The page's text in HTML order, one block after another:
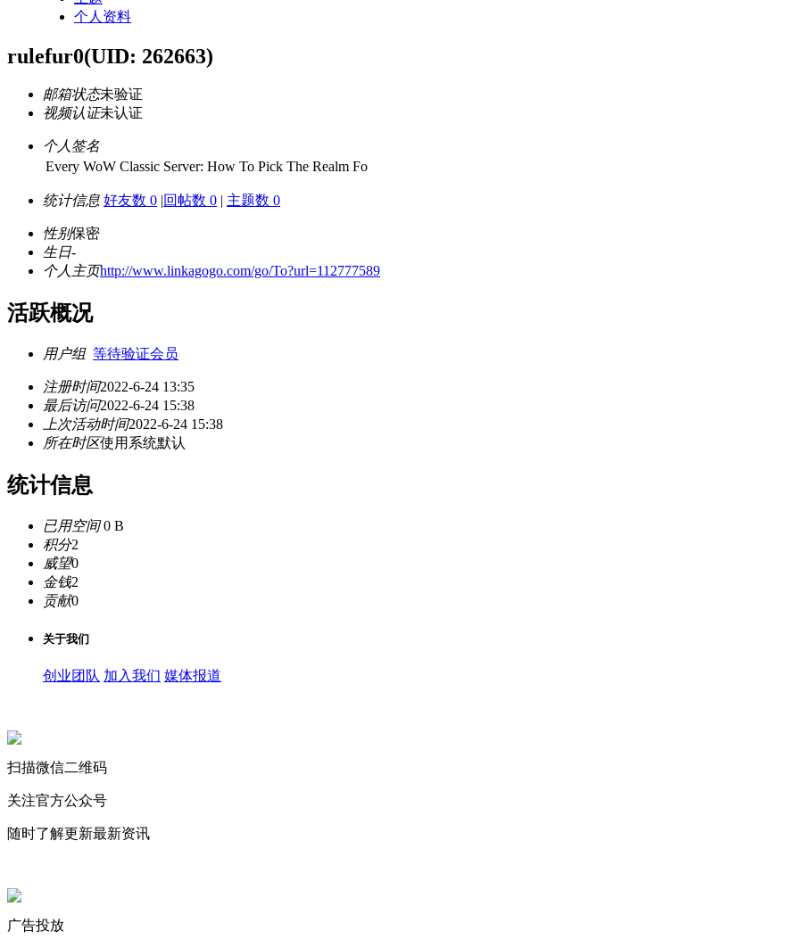
个人资料
rulefur0(UID: 262663)
邮箱状态未验证
视频认证未认证
个人签名
Every WoW Classic Server: How To Pick The Realm Fo
统计信息 好友数 0 |回帖数 0 | 主题数 0
性别保密
生日-
个人主页http://www.linkagogo.com/go/To?url=112777589
活跃概况
用户组 等待验证会员
注册时间2022-6-24 13:35
最后访问2022-6-24 15:38
上次活动时间2022-6-24 15:38
所在时区使用系统默认
统计信息
已用空间0 B
积分2
威望0
金钱2
贡献0
关于我们
创业团队 加入我们 媒体报道
扫描微信二维码
关注官方公众号
随时了解更新最新资讯
广告投放